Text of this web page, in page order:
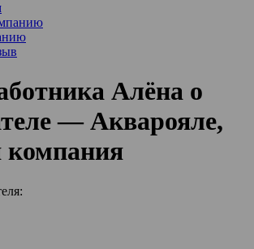
Алёна о
— Акварояле,
компания